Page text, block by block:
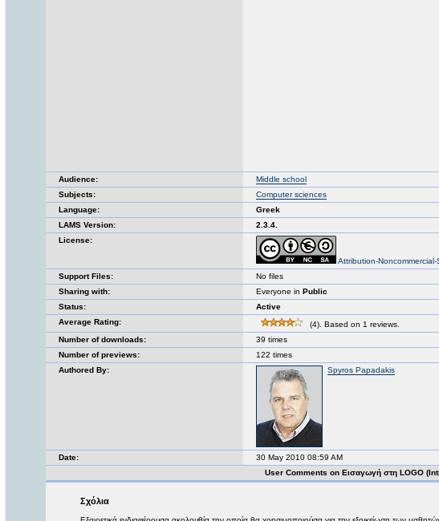
Audience:
Middle school
Subjects:
Computer sciences
Language:
Greek
LAMS Version:
2.3.4.
License:
Attribution-Noncommercial-
Support Files:
No files
Sharing with:
Everyone in Public
Status:
Active
Average Rating:
(4). Based on 1 reviews.
Number of downloads:
39 times
Number of previews:
122 times
Authored By:
Spyros Papadakis
Date:
30 May 2010 08:59 AM
User Comments on Εισαγωγή στη LOGO
Σχόλια